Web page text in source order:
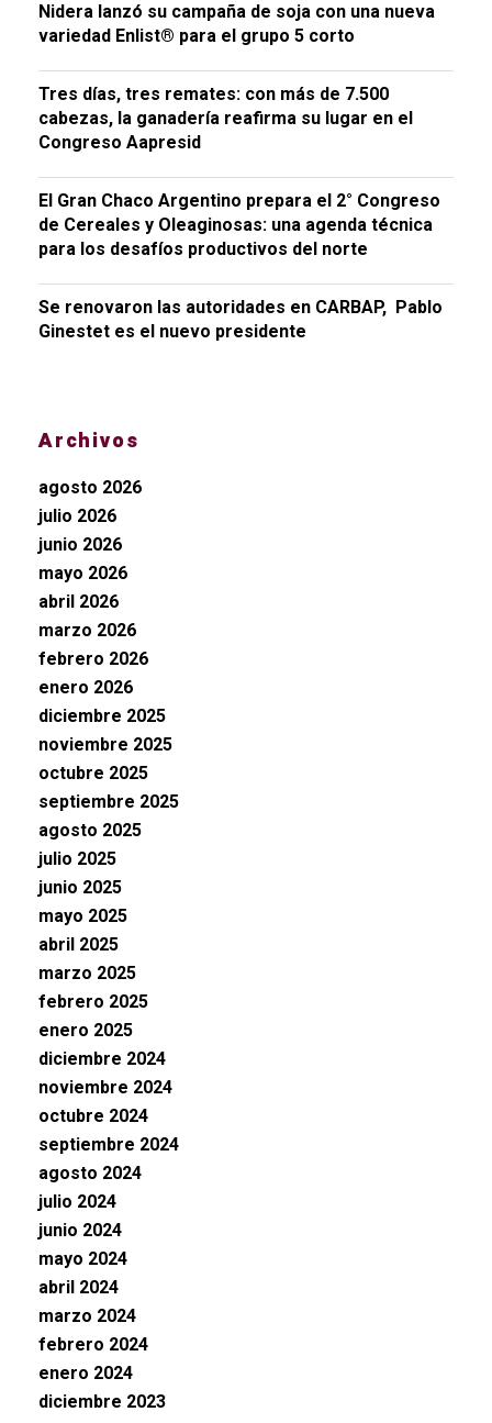
Nidera lanzó su campaña de soja con una nueva
variedad Enlist® para el grupo 5 corto
Tres días, tres remates: con más de 7.500
cabezas, la ganadería reafirma su lugar en el
Congreso Aapresid
El Gran Chaco Argentino prepara el 2° Congreso
de Cereales y Oleaginosas: una agenda técnica
para los desafíos productivos del norte
Se renovaron las autoridades en CARBAP, Pablo
Ginestet es el nuevo presidente
Archivos
agosto 2026
julio 2026
junio 2026
mayo 2026
abril 2026
marzo 2026
febrero 2026
enero 2026
diciembre 2025
noviembre 2025
octubre 2025
septiembre 2025
agosto 2025
julio 2025
junio 2025
mayo 2025
abril 2025
marzo 2025
febrero 2025
enero 2025
diciembre 2024
noviembre 2024
octubre 2024
septiembre 2024
agosto 2024
julio 2024
junio 2024
mayo 2024
abril 2024
marzo 2024
febrero 2024
enero 2024
diciembre 2023